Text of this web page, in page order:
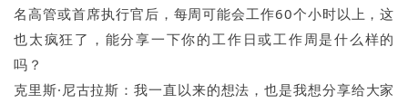
名高管或首席执行官后，每周可能会工作60个小时以上，这
也太疯狂了，能分享一下你的工作日或工作周是什么样的
吗？
克里斯·尼古拉斯：我一直以来的想法，也是我想分享给大家